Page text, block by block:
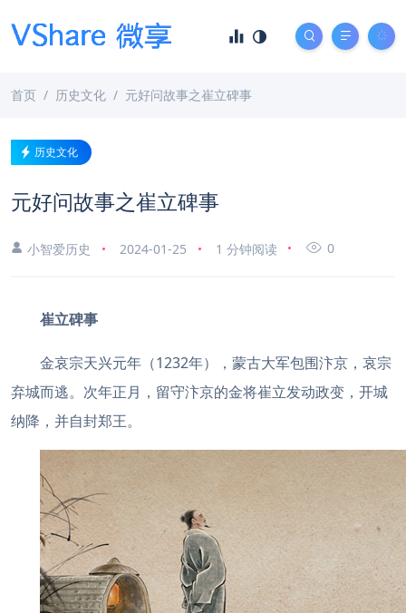
首页 历史文化 元好问故事之崔立碑事
历史文化
元好问故事之崔立碑事
小智爱历史 2024-01-25 1 分钟阅读 0
崔立碑事
金哀宗天兴元年（1232年），蒙古大军包围汴京，哀宗
弃城而逃。次年正月，留守汴京的金将崔立发动政变，开城
纳降，并自封郑王。